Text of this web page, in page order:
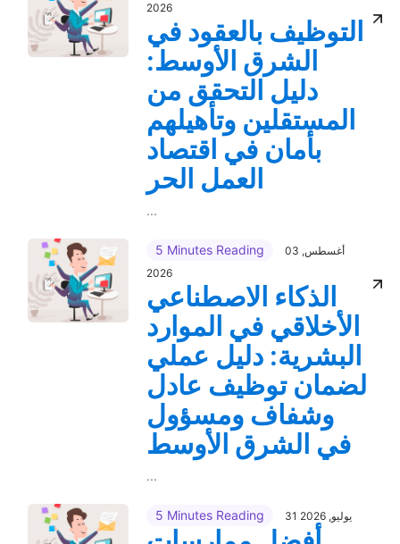
2026
التوظيف بالعقود في
الشرق الأوسط:
دليل التحقق من
المستقلين وتأهيلهم
بأمان في اقتصاد
العمل الحر
...
5 Minutes Reading
03 أغسطس,
2026
الذكاء الاصطناعي
الأخلاقي في الموارد
البشرية: دليل عملي
لضمان توظيف عادل
وشفاف ومسؤول
في الشرق الأوسط
...
5 Minutes Reading 31 يوليو, 2026